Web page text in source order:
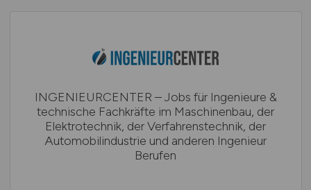
INGENIEURCENTER – Jobs für Ingenieure &
technische Fachkräfte im Maschinenbau, der
Elektrotechnik, der Verfahrenstechnik, der
Automobilindustrie und anderen Ingenieur
Berufen